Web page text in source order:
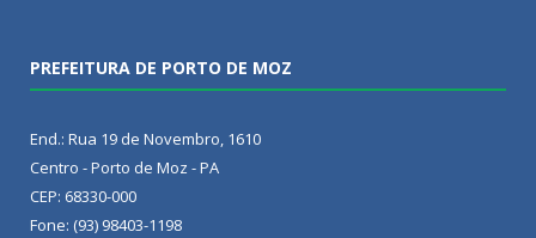
PREFEITURA DE PORTO DE MOZ
End.: Rua 19 de Novembro, 1610
Centro - Porto de Moz - PA
CEP: 68330-000
Fone: (93) 98403-1198